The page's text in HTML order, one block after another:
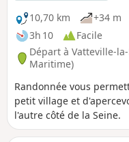
10,70 km
+34 m
3h 10
Facile
Départ à Vatteville-
Maritime)
Randonnée vous
petit village et
l'autre côté de la Seine.